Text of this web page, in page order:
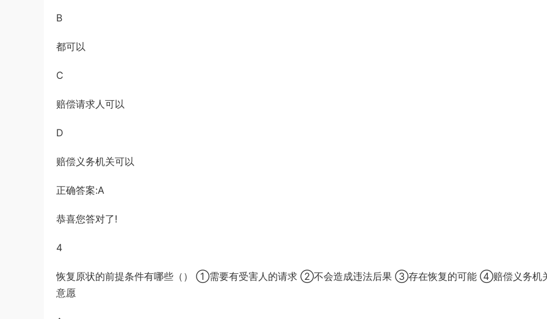
B
都可以
C
赔偿请求人可以
D
赔偿义务机关可以
正确答案:A
恭喜您答对了!
4
恢复原状的前提条件有哪些（） ①需要有受害人的请求 ②不会造成违法后果 ③存在恢复的可能 ④赔偿义务机
意愿